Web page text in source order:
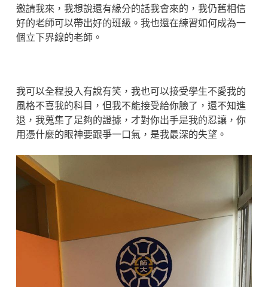
邀請我來，我想說還有緣分的話我會來的，我仍舊相信
好的老師可以帶出好的班級。我也還在練習如何成為一
個立下界線的老師。
我可以全程投入有說有笑，我也可以接受學生不愛我的
風格不喜我的科目，但我不能接受給你臉了，還不知進
退，我蒐集了足夠的證據，才對你出手是我的忍讓，你
用憑什麼的眼神要跟爭一口氣，是我最深的失望。